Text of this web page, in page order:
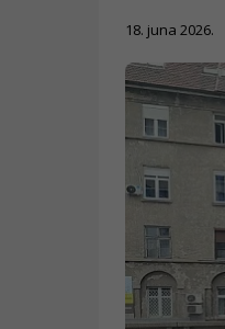
18. juna 2026.